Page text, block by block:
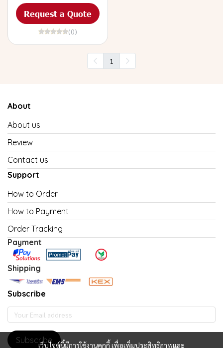
Request a Quote
(0)
1
เว็บไซต์นี้มีการใช้งานคุกกี้ เพื่อเพิ่มประสิทธิภาพและ
About
About us
Review
Contact us
Support
How to Order
How to Payment
Order Tracking
Payment
Shipping
Subscribe
Subscribe